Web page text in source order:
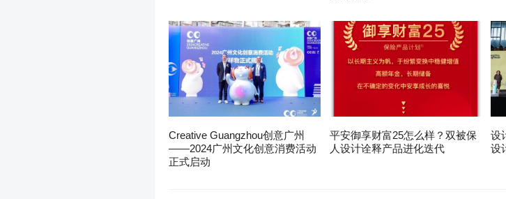
Creative Guangzhou创意广州
——2024广州文化创意消费活动
正式启动
平安御享财富25怎么样？双被保
人设计诠释产品进化迭代
设
设